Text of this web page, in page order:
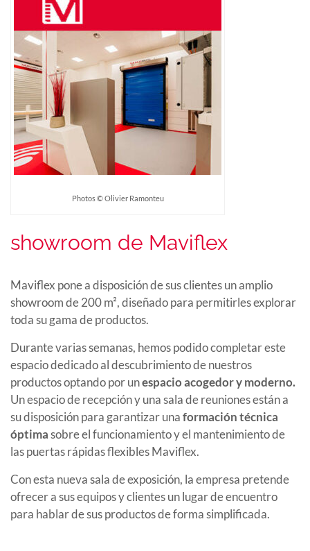
Photos © Olivier Ramonteu
showroom de Maviflex
Maviflex pone a disposición de sus clientes un amplio
showroom de 200 m², diseñado para permitirles explorar
toda su gama de productos.
Durante varias semanas, hemos podido completar este
espacio dedicado al descubrimiento de nuestros
productos optando por unespacio acogedor y moderno.
Un espacio de recepción y una sala de reuniones están a
su disposición para garantizar unaformación técnica
óptimasobre el funcionamiento y el mantenimiento de
las puertas rápidas flexibles Maviflex.
Con esta nueva sala de exposición, la empresa pretende
ofrecer a sus equipos y clientes un lugar de encuentro
para hablar de sus productos de forma simplificada.